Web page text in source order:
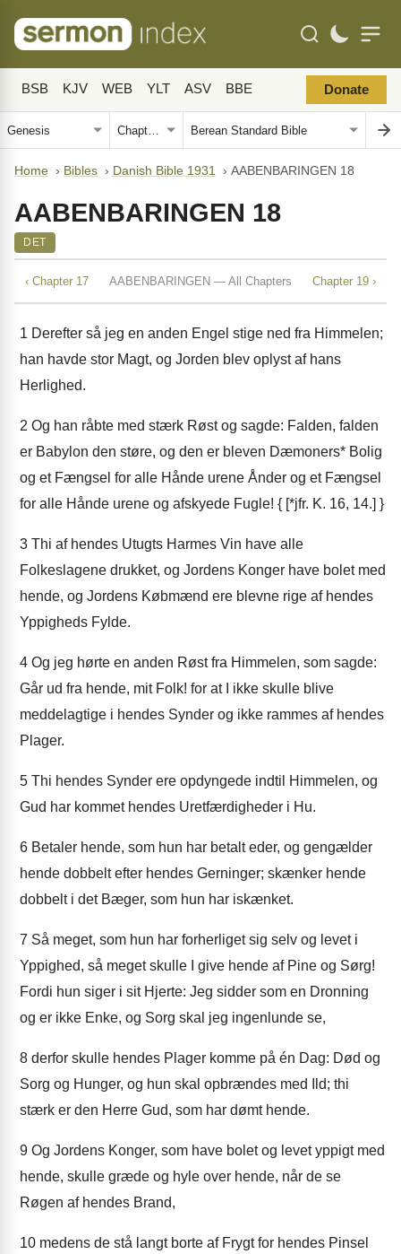
BSB KJV WEB YLT ASV BBE Donate
Home › Bibles › Danish Bible 1931 › AABENBARINGEN 18
AABENBARINGEN 18
DET
‹ Chapter 17 AABENBARINGEN — All Chapters Chapter 19 ›
1 Derefter så jeg en anden Engel stige ned fra Himmelen;
han havde stor Magt, og Jorden blev oplyst af hans
Herlighed.
2 Og han råbte med stærk Røst og sagde: Falden, falden
er Babylon den støre, og den er bleven Dæmoners* Bolig
og et Fængsel for alle Hånde urene Ånder og et Fængsel
for alle Hånde urene og afskyede Fugle! { [*jfr. K. 16, 14.] }
3 Thi af hendes Utugts Harmes Vin have alle
Folkeslagene drukket, og Jordens Konger have bolet med
hende, og Jordens Købmænd ere blevne rige af hendes
Yppigheds Fylde.
4 Og jeg hørte en anden Røst fra Himmelen, som sagde:
Går ud fra hende, mit Folk! for at I ikke skulle blive
meddelagtige i hendes Synder og ikke rammes af hendes
Plager.
5 Thi hendes Synder ere opdyngede indtil Himmelen, og
Gud har kommet hendes Uretfærdigheder i Hu.
6 Betaler hende, som hun har betalt eder, og gengælder
hende dobbelt efter hendes Gerninger; skænker hende
dobbelt i det Bæger, som hun har iskænket.
7 Så meget, som hun har forherliget sig selv og levet i
Yppighed, så meget skulle I give hende af Pine og Sørg!
Fordi hun siger i sit Hjerte: Jeg sidder som en Dronning
og er ikke Enke, og Sorg skal jeg ingenlunde se,
8 derfor skulle hendes Plager komme på én Dag: Død og
Sorg og Hunger, og hun skal opbrændes med Ild; thi
stærk er den Herre Gud, som har dømt hende.
9 Og Jordens Konger, som have bolet og levet yppigt med
hende, skulle græde og hyle over hende, når de se
Røgen af hendes Brand,
10 medens de stå langt borte af Frygt for hendes Pinsel